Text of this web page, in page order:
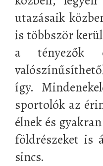
utazásaik
is többször
a tényezők
így.
sportolók az
élnek és
földrészeket is
sincs.